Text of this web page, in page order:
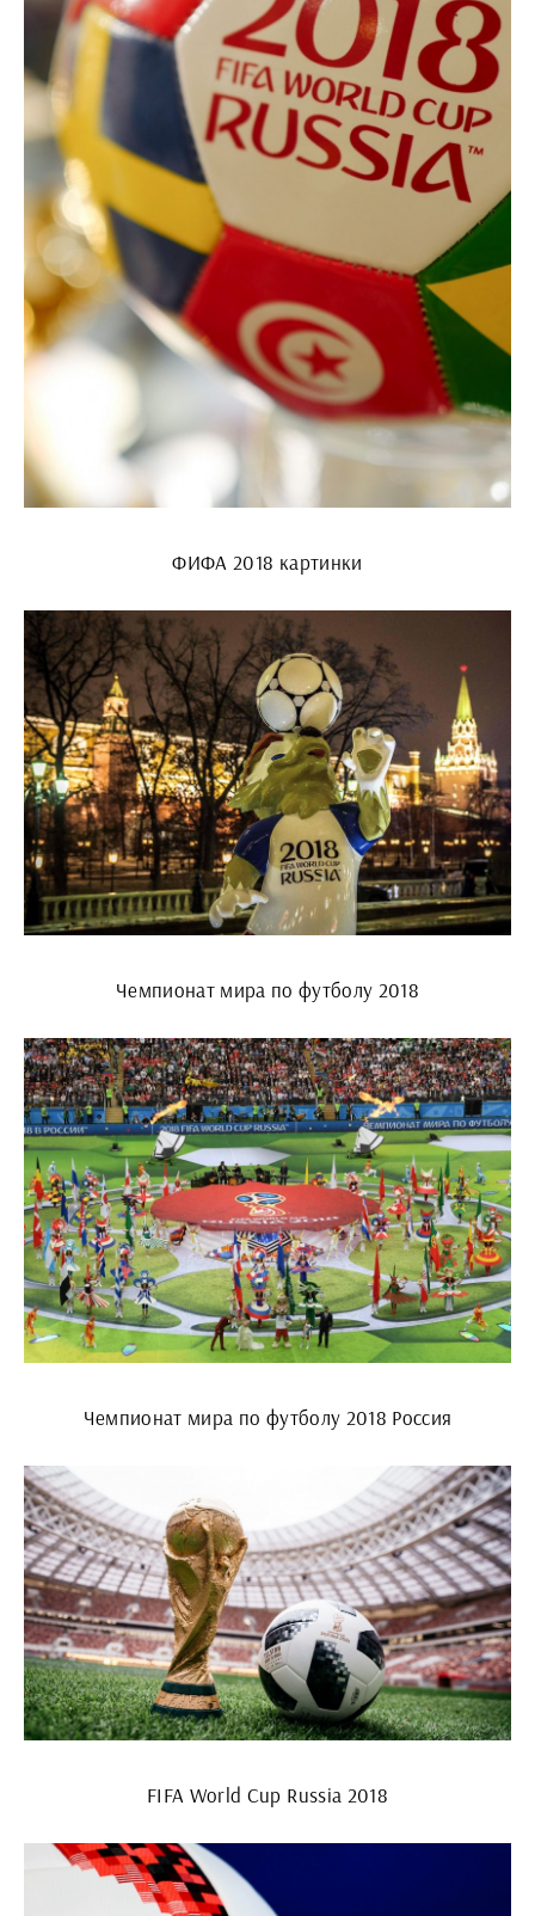
ФИФА 2018 картинки
Чемпионат мира по футболу 2018
Чемпионат мира по футболу 2018 Россия
FIFA World Cup Russia 2018